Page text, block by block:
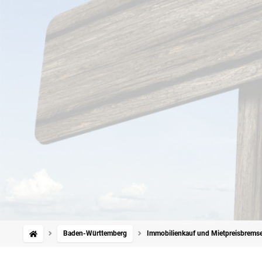
Baden-Württemberg Immobilienkauf und